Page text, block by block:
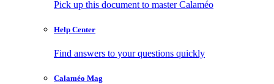
Pick up this document to master Calaméo
Help Center
Find answers to your questions quickly
Calaméo Mag